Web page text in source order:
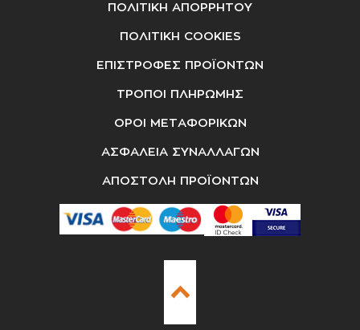
ΠΟΛΙΤΙΚΗ ΑΠΟΡΡΗΤΟΥ
ΠΟΛΙΤΙΚΗ COOKIES
ΕΠΙΣΤΡΟΦΕΣ ΠΡΟΪΟΝΤΩΝ
ΤΡΟΠΟΙ ΠΛΗΡΩΜΗΣ
ΟΡΟΙ ΜΕΤΑΦΟΡΙΚΩΝ
ΑΣΦΑΛΕΙΑ ΣΥΝΑΛΛΑΓΩΝ
ΑΠΟΣΤΟΛΗ ΠΡΟΪΟΝΤΩΝ